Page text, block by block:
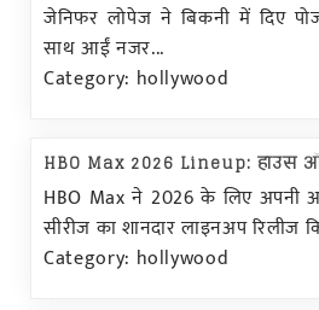
जेनिफर लोपेज ने बिकनी में दिए
साथ आईं नजर...
Category: hollywood
HBO Max 2026 Lineup: हाउस
HBO Max ने 2026 के लिए अपनी
सीरीज का शानदार लाइनअप रिलीज
Category: hollywood